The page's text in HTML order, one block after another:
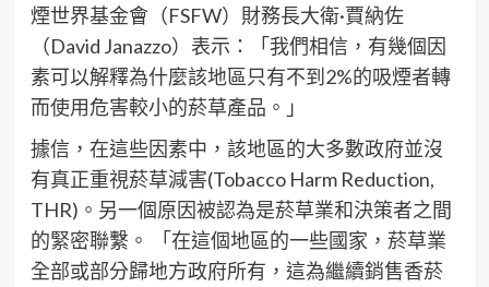
煙世界基金會（FSFW）財務長大衛·賈納佐
（David Janazzo）表示：「我們相信，有幾個因
素可以解釋為什麼該地區只有不到2%的吸煙者轉
而使用危害較小的菸草產品。」
據信，在這些因素中，該地區的大多數政府並沒
有真正重視菸草減害(Tobacco Harm Reduction,
THR)。另一個原因被認為是菸草業和決策者之間
的緊密聯繫。 「在這個地區的一些國家，菸草業
全部或部分歸地方政府所有，這為繼續銷售香菸